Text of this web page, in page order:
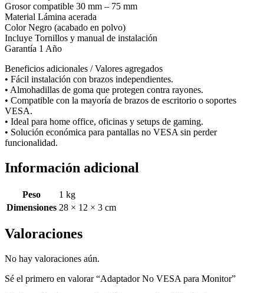
Grosor compatible 30 mm – 75 mm
Material Lámina acerada
Color Negro (acabado en polvo)
Incluye Tornillos y manual de instalación
Garantía 1 Año
Beneficios adicionales / Valores agregados
• Fácil instalación con brazos independientes.
• Almohadillas de goma que protegen contra rayones.
• Compatible con la mayoría de brazos de escritorio o soportes
VESA.
• Ideal para home office, oficinas y setups de gaming.
• Solución económica para pantallas no VESA sin perder
funcionalidad.
Información adicional
Peso
1 kg
Dimensiones 28 × 12 × 3 cm
Valoraciones
No hay valoraciones aún.
Sé el primero en valorar “Adaptador No VESA para Monitor”